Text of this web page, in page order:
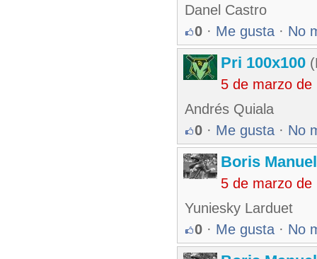
Danel Castro
0 · Me gusta · No
Pri 100x100
5 de marzo de
Andrés Quiala
0 · Me gusta · No
Boris
5 de marzo de
Yuniesky Larduet
0 · Me gusta · No